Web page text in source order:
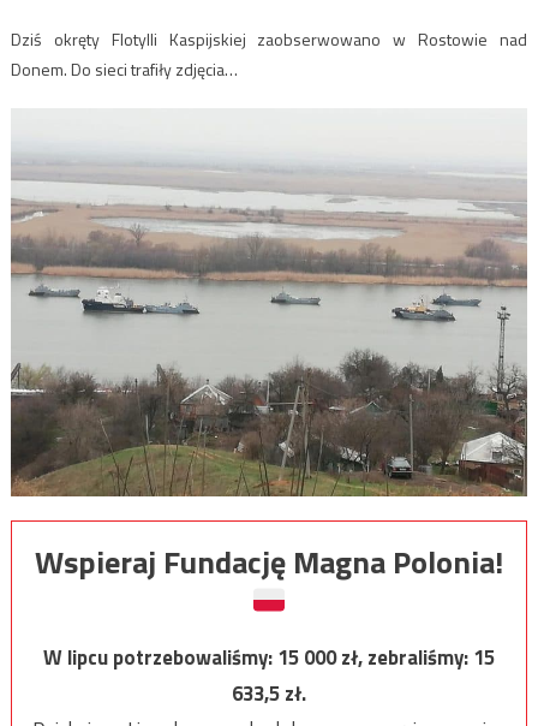
Dziś okręty Flotylli Kaspijskiej zaobserwowano w Rostowie nad
Donem. Do sieci trafiły zdjęcia…
Wspieraj Fundację Magna Polonia!
W lipcu potrzebowaliśmy:15 000zł, zebraliśmy:15
633,5zł.